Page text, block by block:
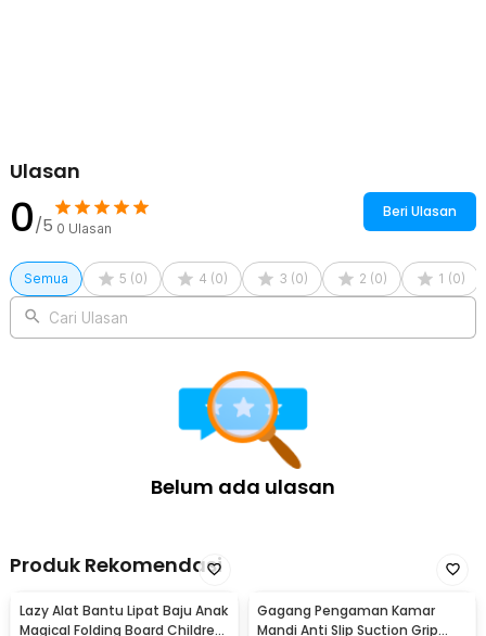
Ulasan
0/5 0 Ulasan
Beri Ulasan
Semua 5 (0) 4 (0) 3 (0) 2 (0) 1 (0)
Cari Ulasan
Belum ada ulasan
Produk Rekomendasi
Lazy Alat Bantu Lipat Baju Anak
Magical Folding Board Children
Gagang Pengaman Kamar
Mandi Anti Slip Suction Grip